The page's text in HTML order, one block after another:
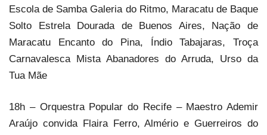
Escola de Samba Galeria do Ritmo, Maracatu de Baque
Solto Estrela Dourada de Buenos Aires, Nação de
Maracatu Encanto do Pina, Índio Tabajaras, Troça
Carnavalesca Mista Abanadores do Arruda, Urso da
Tua Mãe
18h – Orquestra Popular do Recife – Maestro Ademir
Araújo convida Flaira Ferro, Almério e Guerreiros do